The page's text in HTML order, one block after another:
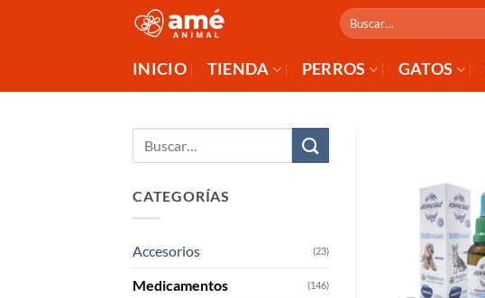
Buscar
por:
INICIO TIENDA PERROS GATOS
CATEGORÍAS
Accesorios (23)
Medicamentos (146)